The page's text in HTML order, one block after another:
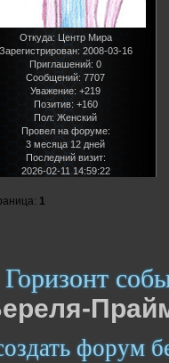
Откуда:Центр Мира
Зарегистрирован: 2008-03-16
Приглашений: 0
Сообщений: 7707
Уважение: +219
Позитив: +160
Пол:Женский
Провел на форуме:
3 месяца 12 дней
Последний визит:
2026-02-11 14:59:22
1
Горизонт
форум